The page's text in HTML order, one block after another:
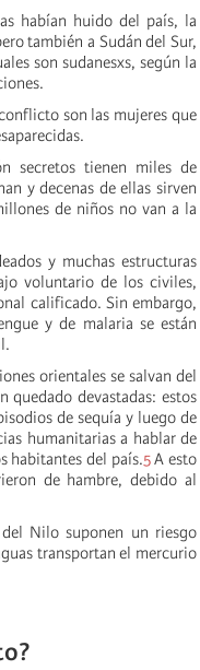
habían huido del país, la
también a Sudán del Sur,
son sudanesxs, según la
son las mujeres que
secretos tienen miles de
y decenas de ellas sirven
de niños no van a la
y muchas estructuras
voluntario de los civiles,
calificado. Sin embargo,
y de malaria se están
orientales se salvan del
devastadas: estos
de sequía y luego de
humanitarias a hablar de
habitantes del país.5A esto
de hambre, debido al
Nilo suponen un riesgo
transportan el mercurio